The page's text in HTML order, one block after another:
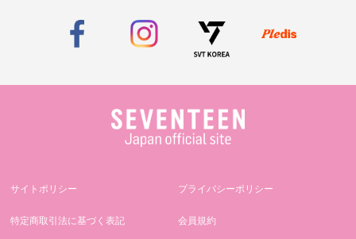
サイトポリシー プライバシーポリシー
特定商取引法に基づく表記 会員規約